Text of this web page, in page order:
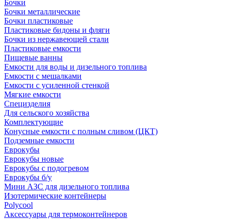
Бочки
Бочки металлические
Бочки пластиковые
Пластиковые бидоны и фляги
Бочки из нержавеющей стали
Пластиковые емкости
Пищевые ванны
Емкости для воды и дизельного топлива
Емкости с мешалками
Емкости с усиленной стенкой
Мягкие емкости
Специзделия
Для сельского хозяйства
Комплектующие
Конусные емкости с полным сливом (ЦКТ)
Подземные емкости
Еврокубы
Еврокубы новые
Еврокубы с подогревом
Еврокубы б/у
Мини АЗС для дизельного топлива
Изотермические контейнеры
Polycool
Аксессуары для термоконтейнеров